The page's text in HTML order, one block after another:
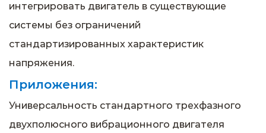
интегрировать двигатель в существующие
системы без ограничений
стандартизированных характеристик
напряжения.
Приложения:
Универсальность стандартного трехфазного
двухполюсного вибрационного двигателя